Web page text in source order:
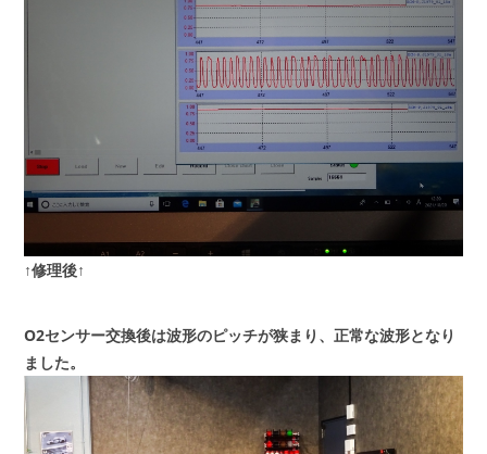
↑修理後↑
O2センサー交換後は波形のピッチが狭まり、正常な波形となり
ました。